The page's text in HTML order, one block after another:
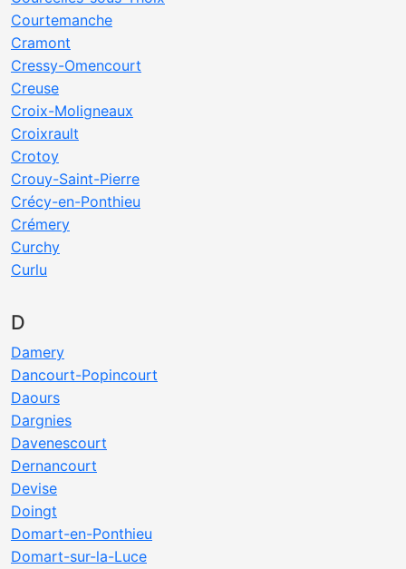
Courtemanche
Cramont
Cressy-Omencourt
Creuse
Croix-Moligneaux
Croixrault
Crotoy
Crouy-Saint-Pierre
Crécy-en-Ponthieu
Crémery
Curchy
Curlu
D
Damery
Dancourt-Popincourt
Daours
Dargnies
Davenescourt
Dernancourt
Devise
Doingt
Domart-en-Ponthieu
Domart-sur-la-Luce